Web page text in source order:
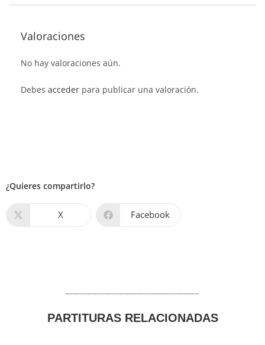
¿Quieres compartirlo?
X Facebook
Valoraciones
No hay valoraciones aún.
Debes acceder para publicar una valoración.
PARTITURAS RELACIONADAS